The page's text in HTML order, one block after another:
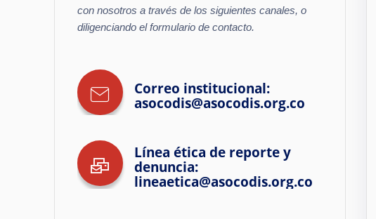
con nosotros a través de los siguientes canales, o
diligenciando el formulario de contacto.
Correo institucional:
asocodis@asocodis.org.co
Línea ética de reporte y
denuncia:
lineaetica@asocodis.org.co